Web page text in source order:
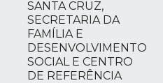
SANTA CRUZ,
SECRETARIA DA
FAMÍLIA E
DESENVOLVIMENTO
SOCIAL E CENTRO
DE REFERÊNCIA